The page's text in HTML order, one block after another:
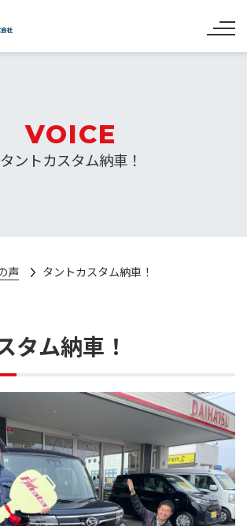
VOICE
タントカスタム納車！
声 タントカスタム納車！
タム納車！